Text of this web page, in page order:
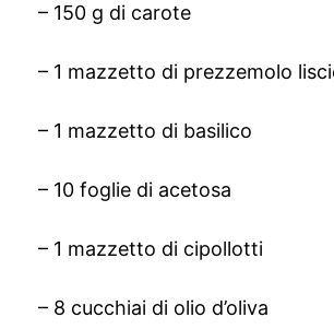
– 150 g di carote
– 1 mazzetto di prezzemolo
– 1 mazzetto di basilico
– 10 foglie di acetosa
– 1 mazzetto di cipollotti
– 8 cucchiai di olio d’oliva